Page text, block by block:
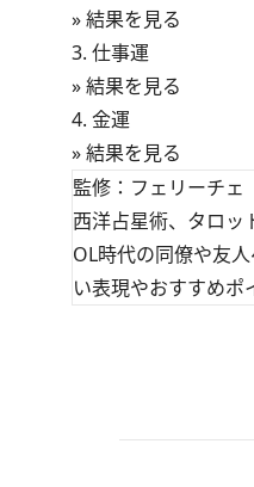
» 結果を見る
3. 仕事運
» 結果を見る
4. 金運
» 結果を見る
監修：フェリーチェ
西洋占星術、タロッ
OL時代の同僚や友
い表現やおすすめポ